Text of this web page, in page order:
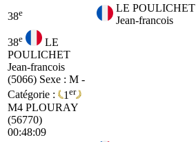
38e
LE POULICHET
Jean-francois
38e
LE
POULICHET
Jean-francois
(5066) Sexe : M -
Catégorie :
1 er
M4 PLOURAY
(56770)
00:48:09